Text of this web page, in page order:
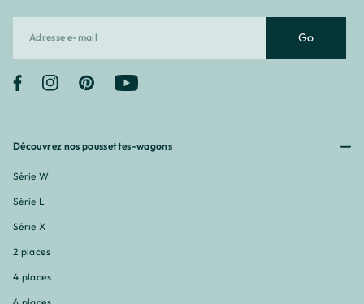
Découvrez nos poussettes-wagons
Série W
Série L
Série X
2 places
4 places
Go
FacebookInstagramPinterest YouTube